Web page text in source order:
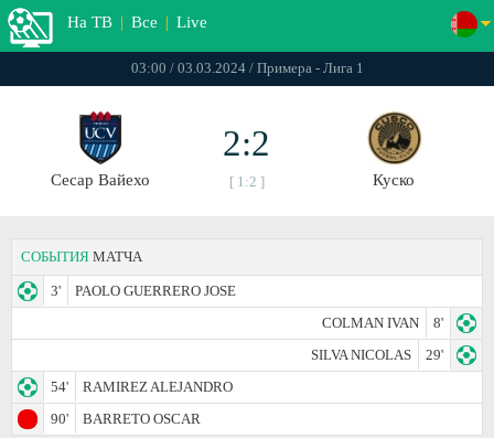
На ТВ | Все | Live
03:00 / 03.03.2024 / Примера - Лига 1
Сесар Вайехо
2:2
[ 1:2 ] Куско
СОБЫТИЯ МАТЧА
3'
PAOLO GUERRERO JOSE
COLMAN IVAN
8'
SILVA NICOLAS
29'
54'
RAMIREZ ALEJANDRO
90'
BARRETO OSCAR